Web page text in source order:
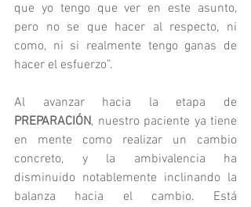
que yo tengo que ver en este asunto,
pero no se que hacer al respecto, ni
como, ni si realmente tengo ganas de
hacer el esfuerzo”.
PREPARACIÓN, nuestro paciente ya tiene
en mente como realizar un cambio
concreto, y la ambivalencia ha
disminuido notablemente inclinando la
balanza hacia el cambio. Está